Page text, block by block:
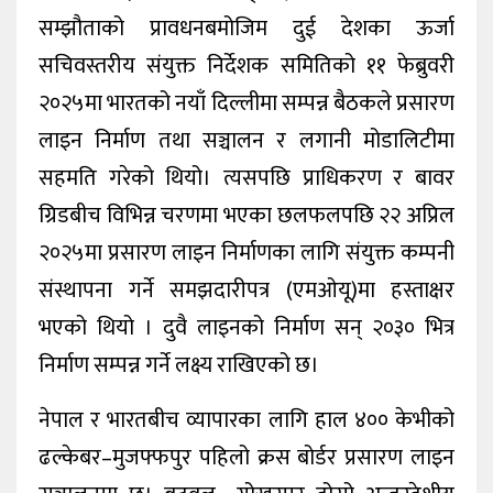
सम्झौताको प्रावधनबमोजिम दुई देशका ऊर्जा
सचिवस्तरीय संयुक्त निर्देशक समितिको ११ फेब्रुवरी
२०२५मा भारतको नयाँ दिल्लीमा सम्पन्न बैठकले प्रसारण
लाइन निर्माण तथा सञ्चालन र लगानी मोडालिटीमा
सहमति गरेको थियो। त्यसपछि प्राधिकरण र बावर
ग्रिडबीच विभिन्न चरणमा भएका छलफलपछि २२ अप्रिल
२०२५मा प्रसारण लाइन निर्माणका लागि संयुक्त कम्पनी
संस्थापना गर्ने समझदारीपत्र (एमओयू)मा हस्ताक्षर
भएको थियो । दुवै लाइनको निर्माण सन् २०३० भित्र
निर्माण सम्पन्न गर्ने लक्ष्य राखिएको छ।
नेपाल र भारतबीच व्यापारका लागि हाल ४०० केभीको
ढल्केबर–मुजफ्फपुर पहिलो क्रस बोर्डर प्रसारण लाइन